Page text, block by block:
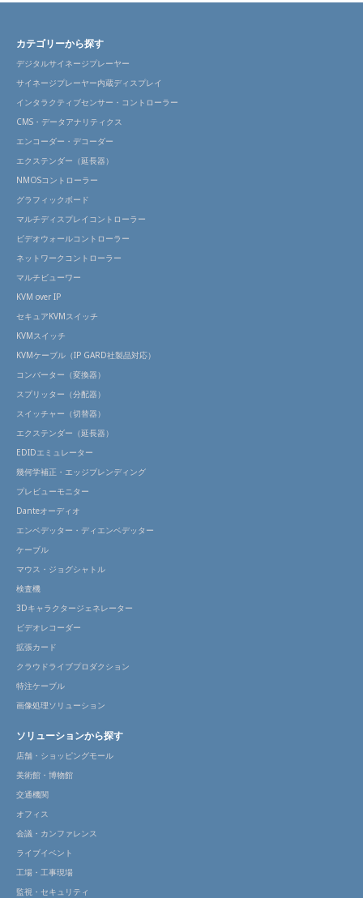
カテゴリーから探す
デジタルサイネージプレーヤー
サイネージプレーヤー内蔵ディスプレイ
インタラクティブセンサー・コントローラー
CMS・データアナリティクス
エンコーダー・デコーダー
エクステンダー（延長器）
NMOSコントローラー
グラフィックボード
マルチディスプレイコントローラー
ビデオウォールコントローラー
ネットワークコントローラー
マルチビューワー
KVM over IP
セキュアKVMスイッチ
KVMスイッチ
KVMケーブル（IP GARD社製品対応）
コンバーター（変換器）
スプリッター（分配器）
スイッチャー（切替器）
エクステンダー（延長器）
EDIDエミュレーター
幾何学補正・エッジブレンディング
プレビューモニター
Danteオーディオ
エンベデッター・ディエンベデッター
ケーブル
マウス・ジョグシャトル
検査機
3Dキャラクタージェネレーター
ビデオレコーダー
拡張カード
クラウドライブプロダクション
特注ケーブル
画像処理ソリューション
ソリューションから探す
店舗・ショッピングモール
美術館・博物館
交通機関
オフィス
会議・カンファレンス
ライブイベント
工場・工事現場
監視・セキュリティ